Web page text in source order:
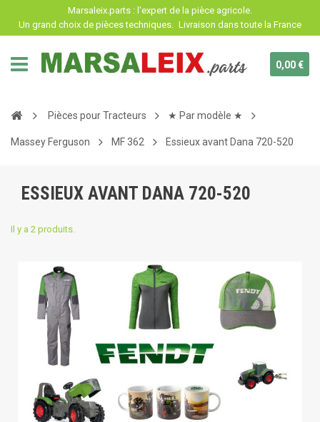
Marsaleix.parts : l'expert de la pièce agricole.
Un grand choix de pièces techniques. Livraison dans toute la France
0,00 €
Pièces pour Tracteurs ★ Par modèle ★
Massey Ferguson MF 362 Essieux avant Dana 720-520
ESSIEUX AVANT DANA 720-520
Il y a 2 produits.
Panneau de gestion des cookies